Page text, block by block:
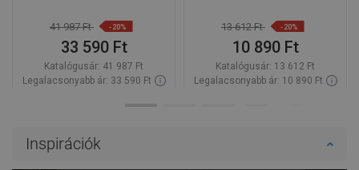
41 987 Ft -20%
33 590 Ft
Katalógusár: 41 987 Ft
Legalacsonyabb ár: 33 590 Ft
Hasonlítsa
13 612 Ft -20%
10 890 Ft
Katalógusár: 13 612 Ft
Legalacsonyabb ár: 10 890 Ft
Inspirációk